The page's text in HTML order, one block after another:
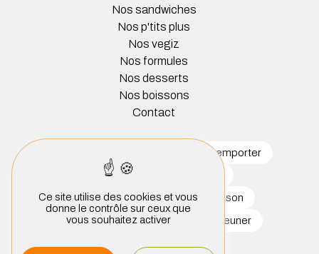
Nos sandwiches
Nos p'tits plus
Nos vegiz
Nos formules
Nos desserts
Nos boissons
Contact
burger à emporter
sandwichs
salade à emporter
burger maison
restauration rapide
formule déjeuner
Ce site utilise des cookies et vous
donne le contrôle sur ceux que
vous souhaitez activer